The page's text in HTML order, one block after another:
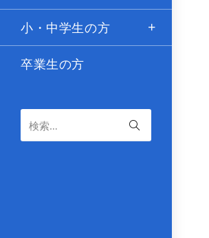
小・中学生の方
卒業生の方
検索…